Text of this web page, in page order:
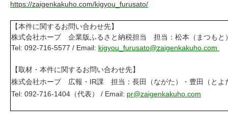
https://zaigenkakuho.com/kigyou_furusato/
【本件に関するお問い合わせ先】
株式会社ホープ 企業版ふるさと納税担当 担当：松本（まつもと
Tel: 092-716-5577 / Email: kigyou_furusato@zaigenkakuho.com
【取材・本件に関するお問い合わせ先】
株式会社ホープ 広報・IR課 担当：長田（ながた）・豊田（とよ
Tel: 092-716-1404（代表） / Email: pr@zaigenkakuho.com